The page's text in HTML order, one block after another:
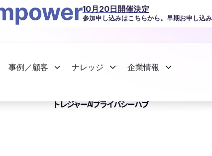
事例／顧客 ナレッジ 企業情報
10月20日開催決定
参加申し込みはこちらから。早期お申し込
トレジャーAI プライバシーハブ